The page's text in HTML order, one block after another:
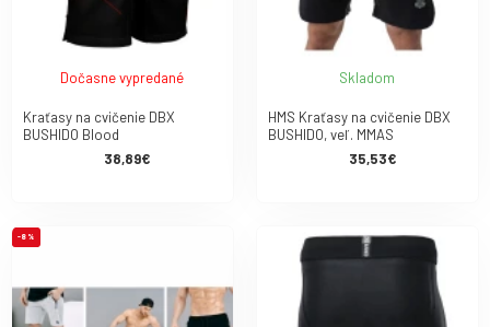
Dočasne vypredané
Kraťasy na cvičenie DBX
BUSHIDO Blood
38,89€
Skladom
HMS Kraťasy na cvičenie DBX
BUSHIDO, veľ. MMAS
35,53€
-8 %